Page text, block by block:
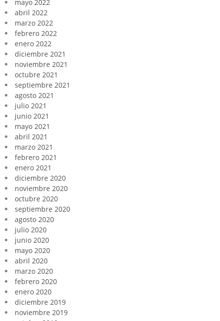
mayo 2022
abril 2022
marzo 2022
febrero 2022
enero 2022
diciembre 2021
noviembre 2021
octubre 2021
septiembre 2021
agosto 2021
julio 2021
junio 2021
mayo 2021
abril 2021
marzo 2021
febrero 2021
enero 2021
diciembre 2020
noviembre 2020
octubre 2020
septiembre 2020
agosto 2020
julio 2020
junio 2020
mayo 2020
abril 2020
marzo 2020
febrero 2020
enero 2020
diciembre 2019
noviembre 2019